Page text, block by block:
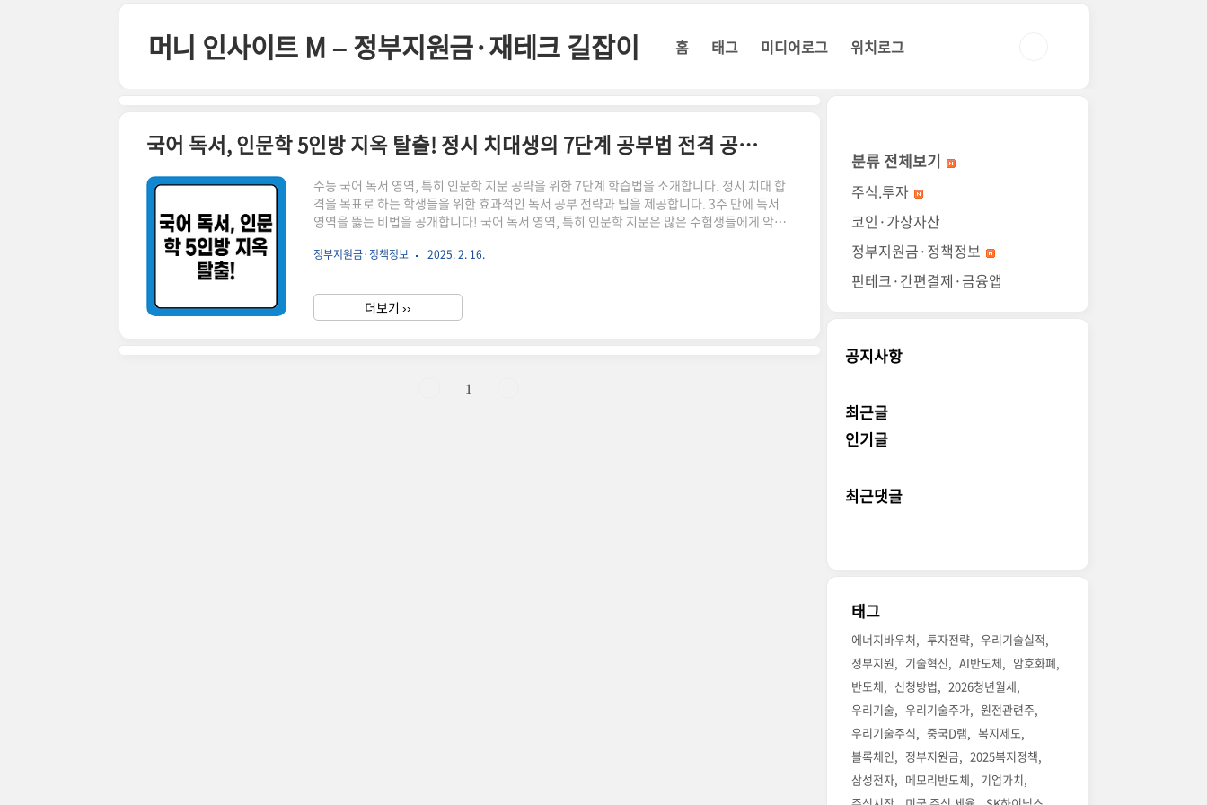
머니 인사이트 M – 정부지원금·재테크 길잡이 홈 태그 미디어로그 위치로그
국어 독서, 인문학 5인방 지옥 탈출! 정시 치대생의 7단계 공부법 전격 공개!
수능 국어 독서 영역, 특히 인문학 지문 공략을 위한 7단계 학습법을 소개합니다. 정시 치대 합
격을 목표로 하는 학생들을 위한 효과적인 독서 공부 전략과 팁을 제공합니다. 3주 만에 독서
영역을 뚫는 비법을 공개합니다! 국어 독서 영역, 특히 인문학 지문은 많은 수험생들에게 악몽
여러분도 인문학 5인방 지옥에서 탈출할 수 있습니다. 이 방법은 실제로 3주 만에 국어 성적을
명1. 기본 개념 정리하기인문학 관련 기본 개념들을 정리합니다. 철학, 역사, 문학, 예술 등 주
요 인문학 분야의 핵심 개념들을 간단히 정리해 노트를 만듭니..
정부지원금·정책정보 2025. 2. 16.
더보기 ››
1
분류 전체보기
주식.투자
코인·가상자산
정부지원금·정책정보
핀테크·간편결제·금융앱
공지사항
최근글
인기글
최근댓글
태그
에너지바우처 투자전략
우리기술실적
정부지원
기술혁신 AI반도체
암호화폐
반도체
신청방법
2026청년월세
우리기술
우리기술주가
원전관련주
우리기술주식
중국D램
복지제도
블록체인
정부지원금
2025복지정책
삼성전자
메모리반도체
기업가치